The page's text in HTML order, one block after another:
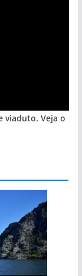
viaduto. Veja o
(com